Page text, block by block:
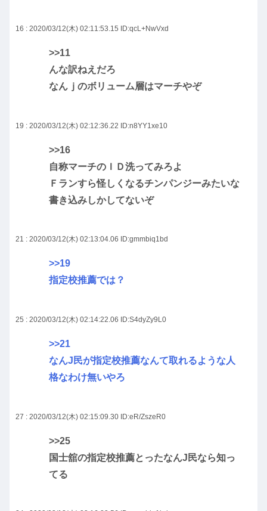
16 : 2020/03/12(木) 02:11:53.15 ID:qcL+NwVxd
>>11
んな訳ねえだろ
なんｊのボリューム層はマーチやぞ
19 : 2020/03/12(木) 02:12:36.22 ID:n8YY1xe10
>>16
自称マーチのＩＤ洗ってみろよ
Ｆランすら怪しくなるチンパンジーみたいな
書き込みしかしてないぞ
21 : 2020/03/12(木) 02:13:04.06 ID:gmmbiq1bd
>>19
指定校推薦では？
25 : 2020/03/12(木) 02:14:22.06 ID:S4dyZy9L0
>>21
なんJ民が指定校推薦なんて取れるような人
格なわけ無いやろ
27 : 2020/03/12(木) 02:15:09.30 ID:eR/ZszeR0
>>25
国士舘の指定校推薦とったなんJ民なら知っ
てる